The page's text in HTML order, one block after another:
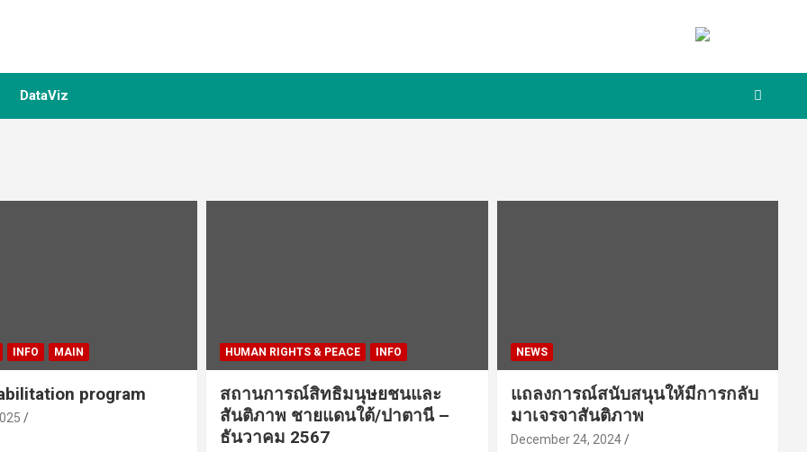
DataViz
INFO MAIN
program
HUMAN RIGHTS & PEACE INFO
สถานการณ์สิทธิมนุษยชนและ
สันติภาพ ชายแดนใต้/ปาตานี –
ธันวาคม 2567
NEWS
แถลงการณ์สนับสนุนให้มีการกลับ
มาเจรจาสันติภาพ
December 24, 2024